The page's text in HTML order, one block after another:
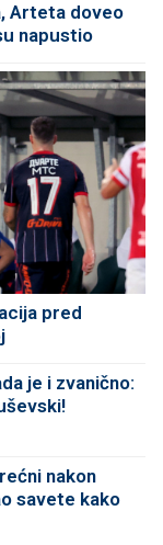
Arteta doveo
napustio
pred
je i zvanično:
nakon
savete kako